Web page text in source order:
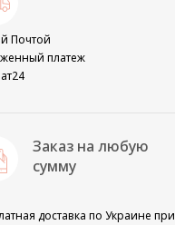
Почтой
платеж
Заказ на любую
сумму
доставка по Украине при